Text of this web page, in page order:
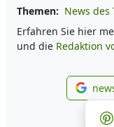
Themen: News des
Erfahren Sie hier
und die Redaktion